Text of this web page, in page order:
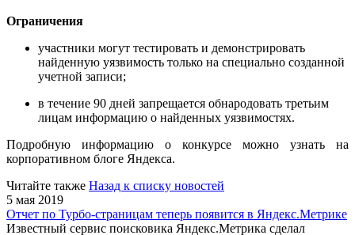
Ограничения
участники могут тестировать и демонстрировать
найденную уязвимость только на специально созданной
учетной записи;
в течение 90 дней запрещается обнародовать третьим
лицам информацию о найденных уязвимостях.
Подробную информацию о конкурсе можно узнать на
корпоративном блоге Яндекса.
Читайте также Назад к списку новостей
5 мая 2019
Отчет по Турбо-страницам теперь появится в Яндекс.Метрике
Известный сервис поисковика Яндекс.Метрика сделал